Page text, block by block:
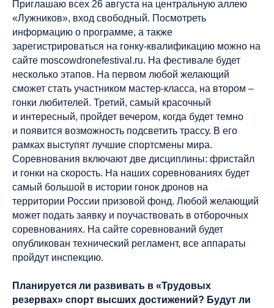
Приглашаю всех 26 августа на центральную аллею
«Лужников», вход свободный. Посмотреть
информацию о программе, а также
зарегистрироваться на гонку-квалификацию можно на
сайте moscowdronefestival.ru. На фестивале будет
несколько этапов. На первом любой желающий
сможет стать участником мастер-класса, на втором –
гонки любителей. Третий, самый красочный
и интересный, пройдет вечером, когда будет темно
и появится возможность подсветить трассу. В его
рамках выступят лучшие спортсмены мира.
Соревнования включают две дисциплины: фристайл
и гонки на скорость. На наших соревнованиях будет
самый большой в истории гонок дронов на
территории России призовой фонд. Любой желающий
может подать заявку и поучаствовать в отборочных
соревнованиях. На сайте соревнований будет
опубликован технический регламент, все аппараты
пройдут инспекцию.
Планируется ли развивать в «Трудовых
резервах» спорт высших достижений? Будут ли